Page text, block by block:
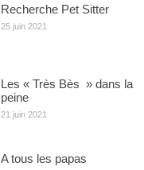
Recherche Pet Sitter
25 juin 2021
Les « Très Bès » dans la
peine
21 juin 2021
A tous les papas